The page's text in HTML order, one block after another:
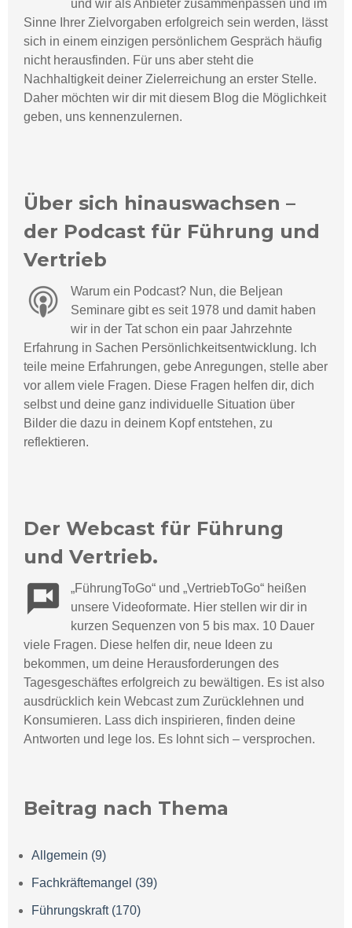
und wir als Anbieter zusammenpassen und im
Sinne Ihrer Zielvorgaben erfolgreich sein werden, lässt
sich in einem einzigen persönlichem Gespräch häufig
nicht herausfinden. Für uns aber steht die
Nachhaltigkeit deiner Zielerreichung an erster Stelle.
Daher möchten wir dir mit diesem Blog die Möglichkeit
geben, uns kennenzulernen.
Über sich hinauswachsen –
der Podcast für Führung und
Vertrieb
Warum ein Podcast? Nun, die Beljean
Seminare gibt es seit 1978 und damit haben
wir in der Tat schon ein paar Jahrzehnte
Erfahrung in Sachen Persönlichkeitsentwicklung. Ich
teile meine Erfahrungen, gebe Anregungen, stelle aber
vor allem viele Fragen. Diese Fragen helfen dir, dich
selbst und deine ganz individuelle Situation über
Bilder die dazu in deinem Kopf entstehen, zu
reflektieren.
Der Webcast für Führung
und Vertrieb.
„FührungToGo“ und „VertriebToGo“ heißen
unsere Videoformate. Hier stellen wir dir in
kurzen Sequenzen von 5 bis max. 10 Dauer
viele Fragen. Diese helfen dir, neue Ideen zu
bekommen, um deine Herausforderungen des
Tagesgeschäftes erfolgreich zu bewältigen. Es ist also
ausdrücklich kein Webcast zum Zurücklehnen und
Konsumieren. Lass dich inspirieren, finden deine
Antworten und lege los. Es lohnt sich – versprochen.
Beitrag nach Thema
Allgemein (9)
Fachkräftemangel (39)
Führungskraft (170)